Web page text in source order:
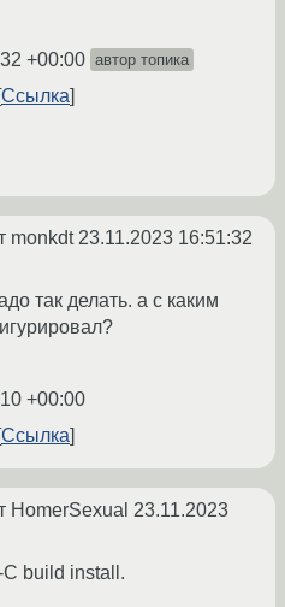
+00:00 автор топика
Ссылка
monkdt 23.11.2023 16:51:32
так делать. а с каким
+00:00
Ссылка
HomerSexual 23.11.2023
build install.